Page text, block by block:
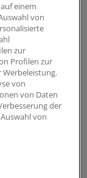
gegen
Die
Anhalt und
einem
von
zur
Profilen zur
Werbeleistung.
von
von Daten
der
von